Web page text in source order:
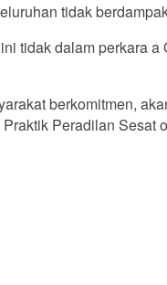
tidak
tidak dalam perkara
berkomitmen,
Peradilan Sesat